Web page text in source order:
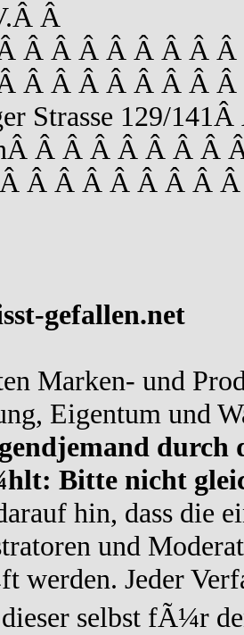
Â Â
Â Â Â Â Â Â Â
Â Â Â Â Â Â Â
Strasse 129/141Â
Â Â Â Â Â Â Â Â
Â Â Â Â Â Â Â Â
gefallen.net
Marken- und
Eigentum und
durch
Bitte nicht
hin, dass die
und
Jeder
selbst fÃ¼r